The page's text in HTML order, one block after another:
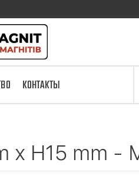
КОНТАКТЫ
х H15 mm -